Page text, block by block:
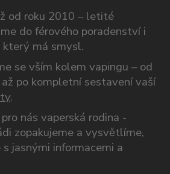
od roku 2010 – letité
do férového poradenství i
má smysl.
se vším kolem vapingu – od
po kompletní sestavení vaší
.
nás vaperská rodina -
zopakujeme a vysvětlíme,
jasnými informacemi a